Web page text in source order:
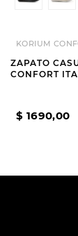
KORIUM
ZAPATO
CONFORT
$ 1690,00